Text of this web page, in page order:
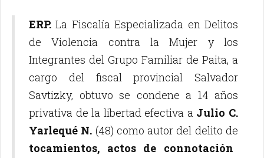
ERP. La Fiscalía Especializada en Delitos
de Violencia contra la Mujer y los
Integrantes del Grupo Familiar de Paita, a
cargo del fiscal provincial Salvador
Savtizky, obtuvo se condene a 14 años
privativa de la libertad efectiva a Julio C.
Yarlequé N. (48) como autor del delito de
tocamientos, actos de connotación